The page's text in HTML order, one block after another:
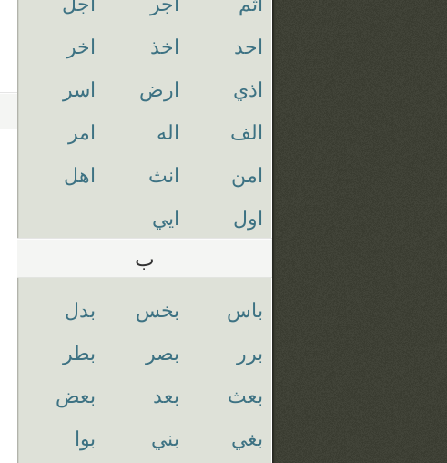
احد
اخذ
اخر
اذي
ارض
اسر
الف
اله
امر
امن
انث
اهل
اول
ايي
ب
باس بخس
بدل
برر
بصر
بطر
بعث
بعد
بعض
بغي
بني
بوا